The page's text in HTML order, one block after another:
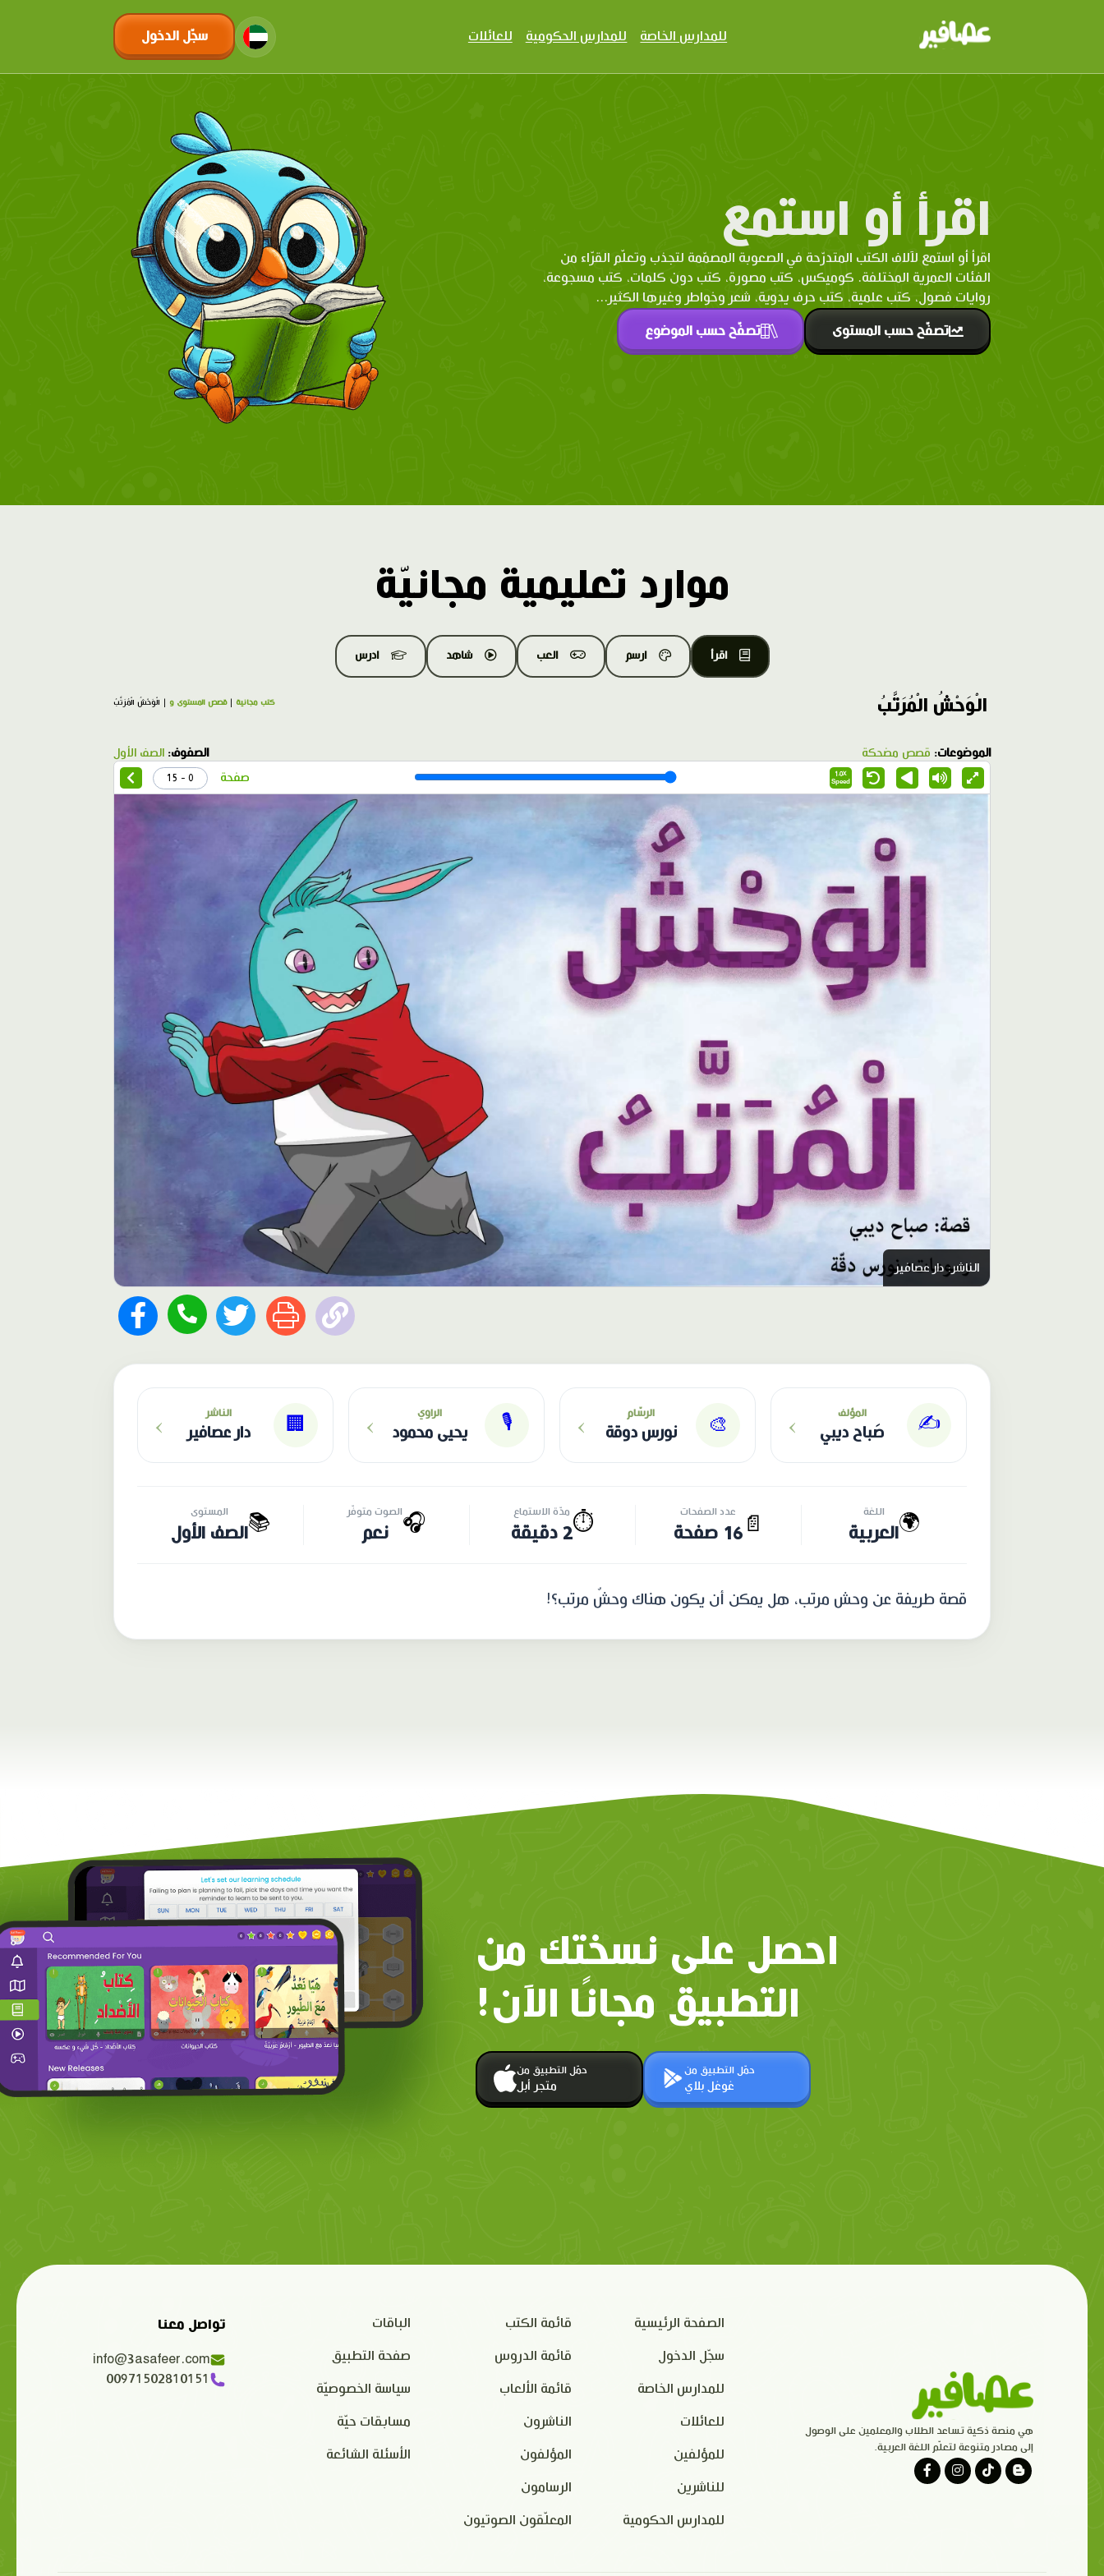
للمدارس الخاصة للمدارس الحكومية للعائلات سجّل الدخول
اقرأ أو استمع
اقرأ أو استمع لآلاف الكتب المتدرّحة في الصعوبة المصمّمة لتجذب وتعلّم القرّاء من
الفئات العمرية المختلفة. كوميكس، كتب مصورة، كتب دون كلمات، كتب مسجوعة،
روايات فصول، كتب علمية، كتب حرف يدوية، شعر وخواطر وغيرها الكثير...
تصفّح حسب المستوى تصفّح حسب الموضوع
موارد تعليمية مجانيّة
اقرأ ارسم العب شاهد ادرس
الْوَحْشُ الْمُرَتَّبُ كتب مجانية |قصص المستوى و | الْوَحْشُ الْمُرَتَّبُ
الموضوعات: قصص مضحكة الصفوف: الصف الأول
1.0X
Speed
صفحة 0 - 15
الناشر: دار عصافير
✍️ المؤلف
صَباح ديبي ›
🎨
الرسّام
نورس دوقة ›
🎙 الراوي
يحيى محمود ›
🏢
الناشر
دار عصافير ›
🌍 اللغة
العربية 📄
عدد الصفحات
16 صفحة ⏱️ مدّة الاستماع
2 دقيقة 🎧الصوت متوفّر
نعم 📚 المستوى
الصف الأول
قصة طريفة عن وحش مرتب، هل يمكن أن يكون هناك وحشٌ مرتب؟!
احصل على نسختك من
التطبيق مجانًا الآن!
حمّل التطبيق من
متجر أبل
حمّل التطبيق من
غوغل بلاي
هي منصة ذكية تساعد الطلاب والمعلمين على الوصول
إلى مصادر متنوعة لتعلّم اللغة العربية.
الصفحة الرئيسية
سجّل الدخول
للمدارس الخاصة
للعائلات
للمؤلفين
للناشرين
للمدارس الحكومية
قائمة الكتب
قائمة الدروس
قائمة الألعاب
الناشرون
المؤلفون
الرسامون
المعلّقون الصوتيون
الباقات
صفحة التطبيق
سياسة الخصوصيّة
مسابقات حيّة
الأسئلة الشائعة
تواصل معنا
info@3asafeer.com
00971502810151